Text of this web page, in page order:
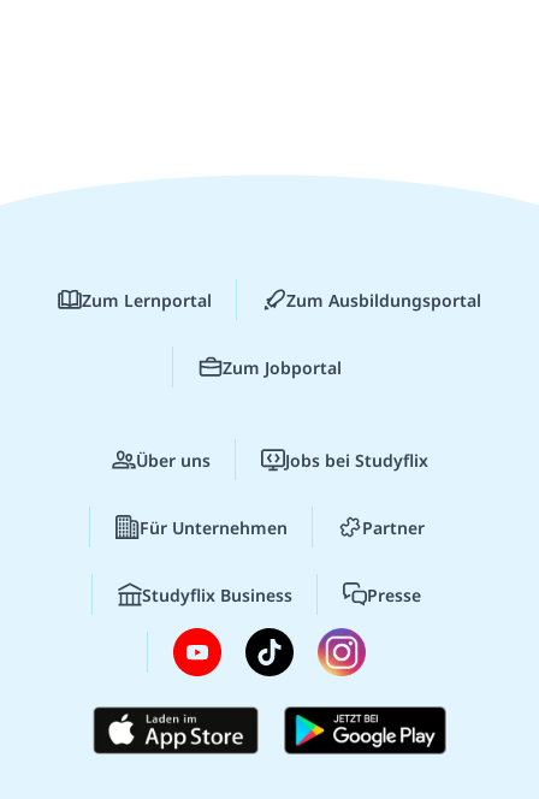
Zum Lernportal Zum Ausbildungsportal
Zum Jobportal
Über uns Jobs bei Studyflix
Für Unternehmen Partner
Studyflix Business Presse